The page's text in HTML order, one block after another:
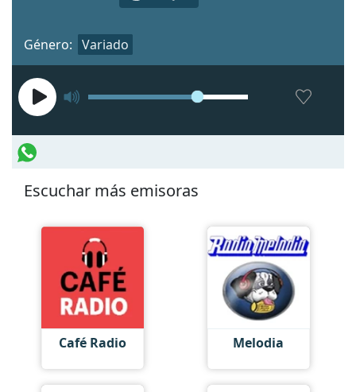
Género: Variado
Escuchar más emisoras
Café Radio Melodia